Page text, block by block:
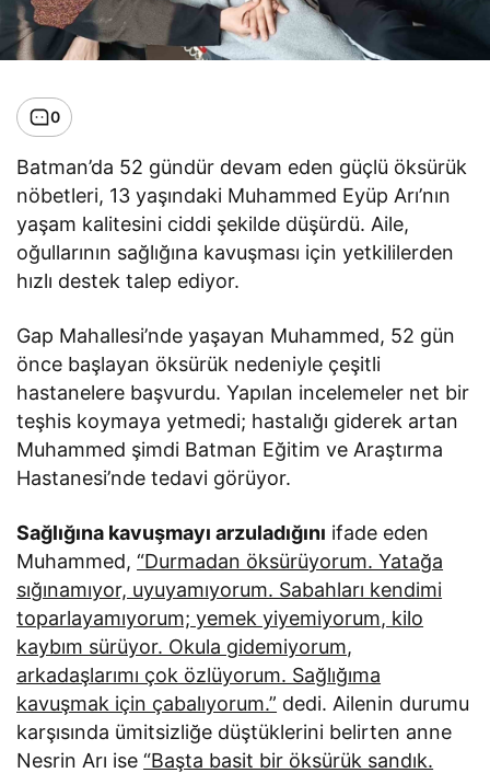
0
Batman’da 52 gündür devam eden güçlü öksürük
nöbetleri, 13 yaşındaki Muhammed Eyüp Arı’nın
yaşam kalitesini ciddi şekilde düşürdü. Aile,
oğullarının sağlığına kavuşması için yetkililerden
hızlı destek talep ediyor.
Gap Mahallesi’nde yaşayan Muhammed, 52 gün
önce başlayan öksürük nedeniyle çeşitli
hastanelere başvurdu. Yapılan incelemeler net bir
teşhis koymaya yetmedi; hastalığı giderek artan
Muhammed şimdi Batman Eğitim ve Araştırma
Hastanesi’nde tedavi görüyor.
Sağlığına kavuşmayı arzuladığını ifade eden
Muhammed,“Durmadan öksürüyorum. Yatağa
sığınamıyor, uyuyamıyorum. Sabahları kendimi
toparlayamıyorum; yemek yiyemiyorum, kilo
kaybım sürüyor. Okula gidemiyorum,
arkadaşlarımı çok özlüyorum. Sağlığıma
kavuşmak için çabalıyorum.” dedi. Ailenin durumu
karşısında ümitsizliğe düştüklerini belirten anne
Nesrin Arı ise“Başta basit bir öksürük sandık.